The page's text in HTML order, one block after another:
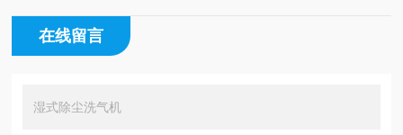
在线留言